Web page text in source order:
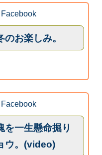
Facebook
お楽しみ。
Facebook
を一生懸命掘り
ウ。(video)